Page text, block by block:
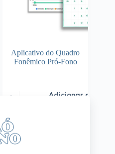
Aplicativo do Quadro
Fonêmico Pró-Fono
R$
Adicionar ao